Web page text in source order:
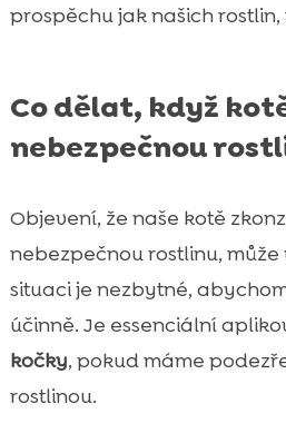
prospěchu jak našich
Co dělat, když
nebezpečnou
Objevení, že naše kotě
nebezpečnou rostlinu,
situaci je nezbytné,
účinně. Je essenciální
kočky, pokud máme
rostlinou.